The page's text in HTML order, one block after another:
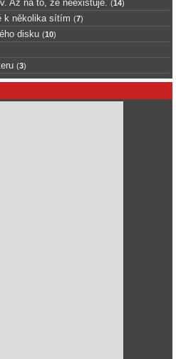
Až na to, že neexistuje. (14)
k několika sítím (7)
disku (10)
(3)